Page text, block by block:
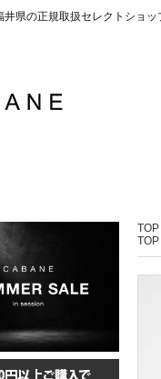
井県の正規取扱セレクトショ
TOP
TOP